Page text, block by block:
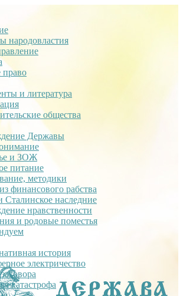
народовластия
право
и литература
общества
Державы
и ЗОЖ
питание
методики
финансового рабства
наследние
нравственности
и родовые поместья
история
электричество
катастрофа